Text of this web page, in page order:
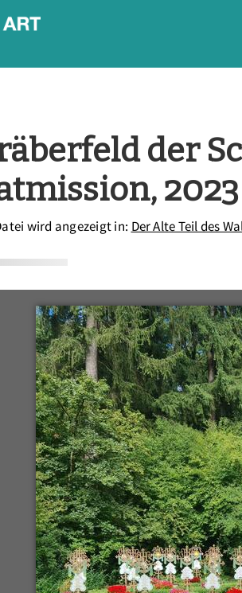
der
2023
wird angezeigt in: Der Alte Teil des